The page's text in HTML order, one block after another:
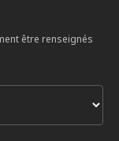
être renseignés